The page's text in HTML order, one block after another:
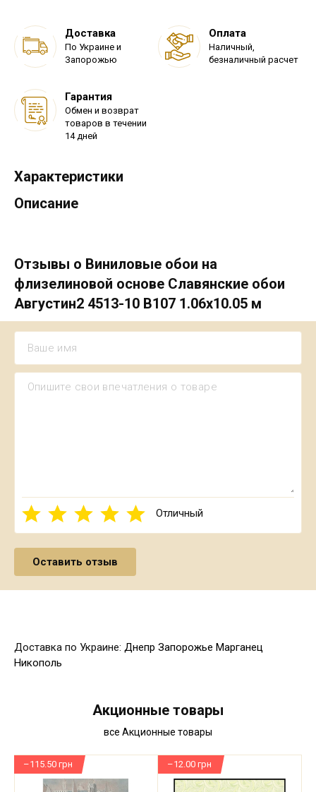
Доставка
По Украине и
Запорожью
Оплата
Наличный,
безналичный расчет
Гарантия
Обмен и возврат
товаров в течении
14 дней
Характеристики
Описание
Отзывы о Виниловые обои на
флизелиновой основе Славянские обои
Августин2 4513-10 В107 1.06х10.05 м
Отличный
Доставка по Украине: Днепр Запорожье Марганец
Никополь
Акционные товары
все Акционные товары
–115.50 грн –12.00 грн